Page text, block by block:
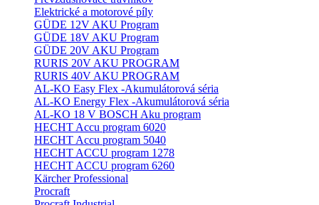
Elektrické a motorové píly
GÜDE 12V AKU Program
GÜDE 18V AKU Program
GÜDE 20V AKU Program
RURIS 20V AKU PROGRAM
RURIS 40V AKU PROGRAM
AL-KO Easy Flex -Akumulátorová séria
AL-KO Energy Flex -Akumulátorová séria
AL-KO 18 V BOSCH Aku program
HECHT Accu program 6020
HECHT Accu program 5040
HECHT ACCU program 1278
HECHT ACCU program 6260
Kärcher Professional
Procraft